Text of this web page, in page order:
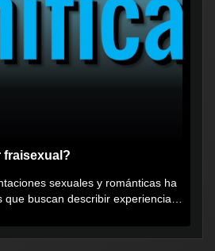
fraisexual?
sexuales y románticas ha
que buscan describir experiencias